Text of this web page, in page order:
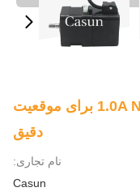
موتور 42 میلی متری 1.0A NEMA 17 برای موقعیت
دقیق
نام تجاری:
Casun